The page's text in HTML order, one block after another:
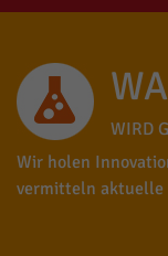
WIRD
Wir holen
vermitteln aktuelle